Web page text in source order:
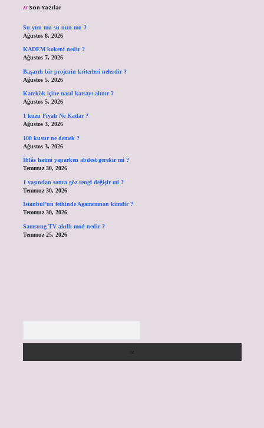
Son Yazılar
Su yun mu su nun mu ?
Ağustos 8, 2026
KADEM kokeni nedir ?
Ağustos 7, 2026
Başarılı bir projenin kriterleri nelerdir ?
Ağustos 5, 2026
Karekök içine nasıl katsayı alınır ?
Ağustos 5, 2026
1 kuzu Fiyatı Ne Kadar ?
Ağustos 3, 2026
100 kusur ne demek ?
Ağustos 3, 2026
İhlâs hatmi yaparken abdest gerekir mi ?
Temmuz 30, 2026
1 yaşından sonra göz rengi değişir mi ?
Temmuz 30, 2026
İstanbul’un fethinde Agamemnon kimdir ?
Temmuz 30, 2026
Samsung TV akıllı mod nedir ?
Temmuz 25, 2026